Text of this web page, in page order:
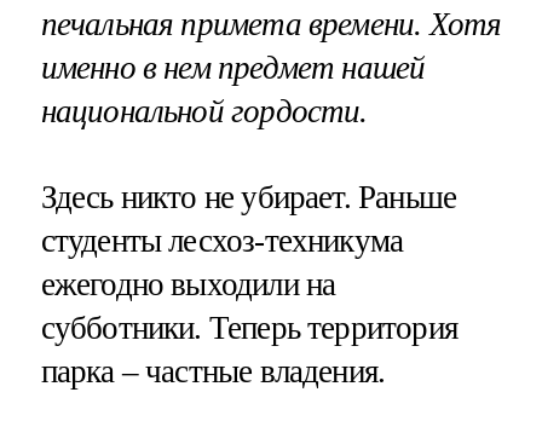
печальная примета времени. Хотя
именно в нем предмет нашей
национальной гордости.
Здесь никто не убирает. Раньше
студенты лесхоз-техникума
ежегодно выходили на
субботники. Теперь территория
парка – частные владения.